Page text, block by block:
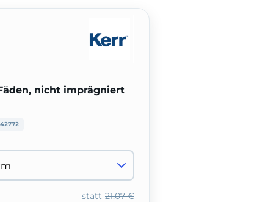
nicht imprägniert
21,07 €
statt